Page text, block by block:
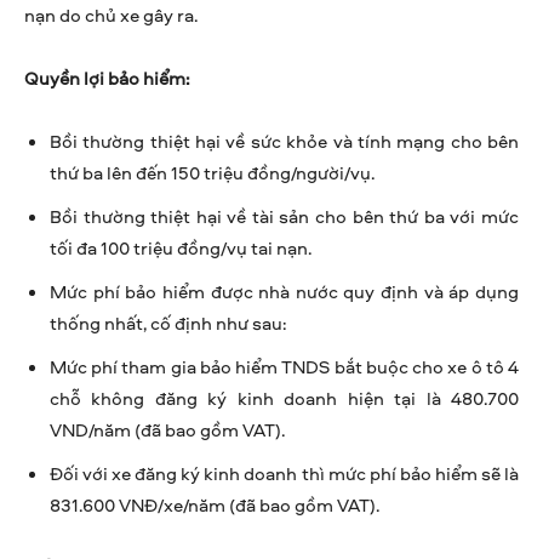
nạn do chủ xe gây ra.
Quyền lợi bảo hiểm:
Bồi thường thiệt hại về sức khỏe và tính mạng cho bên
thứ ba lên đến 150 triệu đồng/người/vụ.
Bồi thường thiệt hại về tài sản cho bên thứ ba với mức
tối đa 100 triệu đồng/vụ tai nạn.
Mức phí bảo hiểm được nhà nước quy định và áp dụng
thống nhất, cố định như sau:
Mức phí tham gia bảo hiểm TNDS bắt buộc cho xe ô tô 4
chỗ không đăng ký kinh doanh hiện tại là 480.700
VND/năm (đã bao gồm VAT).
Đối với xe đăng ký kinh doanh thì mức phí bảo hiểm sẽ là
831.600 VNĐ/xe/năm (đã bao gồm VAT).